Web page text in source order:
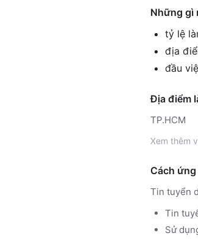
Những gì
tỷ lệ
địa
đầu
Địa điểm
TP.HCM
Xem thêm
Cách
Tin tuyển
Tin
Sử